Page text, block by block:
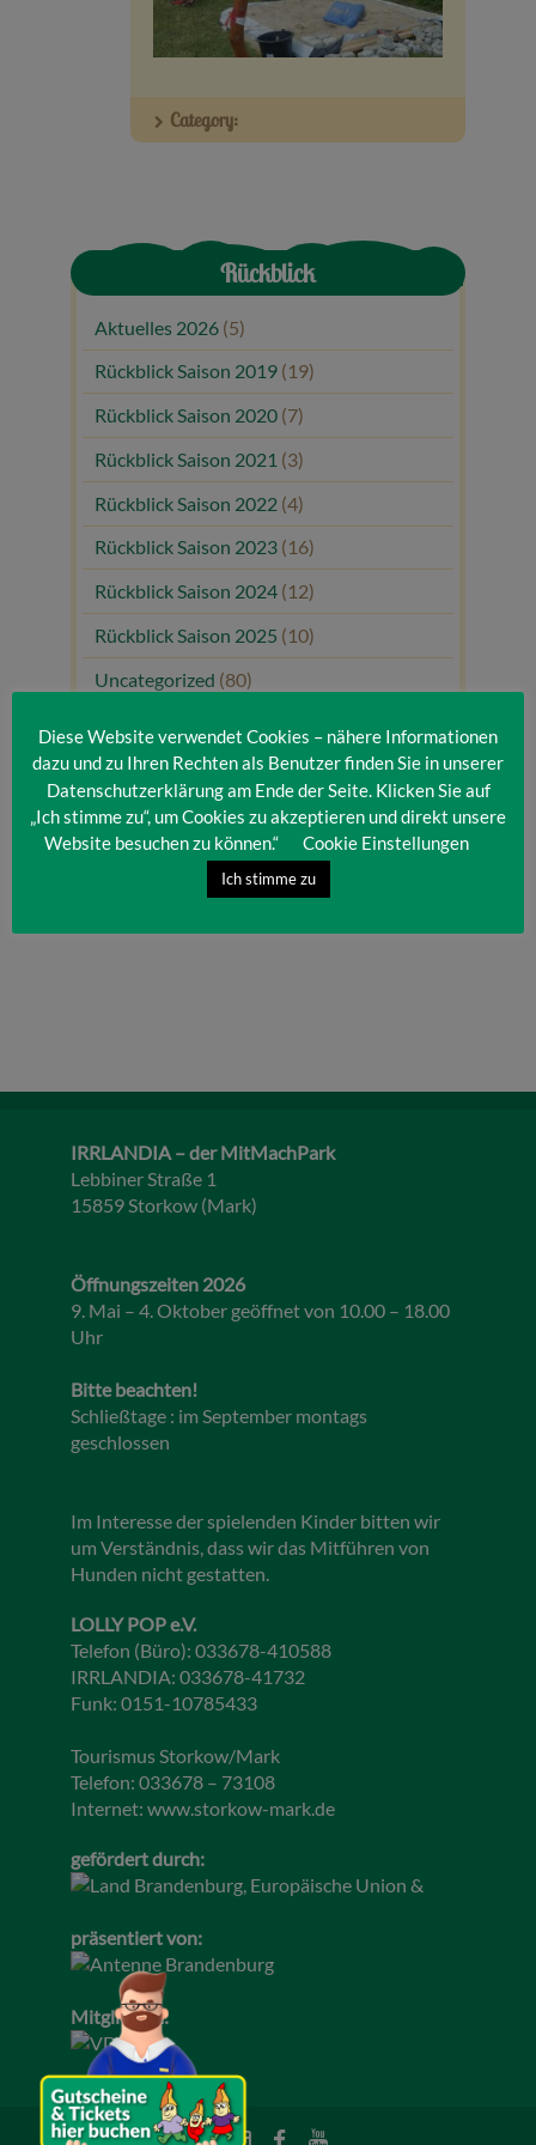
Veranstaltungen
Baumpaten
Category:
Rückblick
Aktuelles 2026 (5)
Rückblick Saison 2019 (19)
Rückblick Saison 2020 (7)
Rückblick Saison 2021 (3)
Rückblick Saison 2022 (4)
Rückblick Saison 2023 (16)
Rückblick Saison 2024 (12)
Rückblick Saison 2025 (10)
Uncategorized (80)
IRRLANDIA – der MitMachPark
Lebbiner Straße 1
15859 Storkow (Mark)
Öffnungszeiten 2026
9. Mai – 4. Oktober geöffnet von 10.00 – 18.00
Uhr
Bitte beachten!
Schließtage : im September montags
geschlossen
Im Interesse der spielenden Kinder bitten wir
um Verständnis, dass wir das Mitführen von
Hunden nicht gestatten.
LOLLY POP e.V.
Telefon (Büro): 033678-410588
IRRLANDIA: 033678-41732
Funk: 0151-10785433
Tourismus Storkow/Mark
Telefon: 033678 – 73108
Internet: www.storkow-mark.de
gefördert durch:
präsentiert von:
Mitglied im:
Diese Website verwendet Cookies – nähere Informationen
dazu und zu Ihren Rechten als Benutzer finden Sie in unserer
Datenschutzerklärung am Ende der Seite. Klicken Sie auf
„Ich stimme zu“, um Cookies zu akzeptieren und direkt unsere
Website besuchen zu können.“
Cookie Einstellungen
Ich stimme zu